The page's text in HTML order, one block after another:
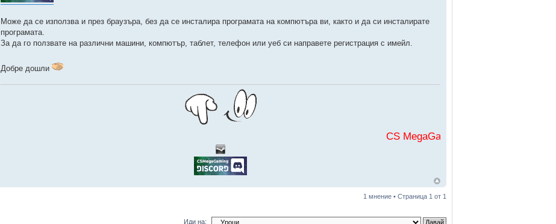
Може да се използва и през браузъра, без да се инсталира програмата на компютъра ви, както и да си инсталирате
програмата.
За да го ползвате на различни машини, компютър, таблет, телефон или уеб си направете регистрация с имейл.
Добре дошли
CS MegaGaming във
1 мнение • Страница 1 от 1
Иди на: